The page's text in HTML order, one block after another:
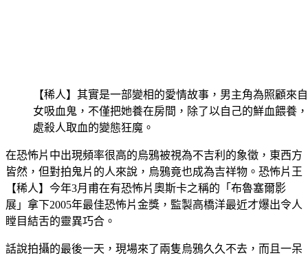
【稀人】其實是一部變相的愛情故事，男主角為照顧來
女吸血鬼，不僅把她養在房間，除了以自己的鮮血餵養
處殺人取血的變態狂魔。
在恐怖片中出現頻率很高的烏鴉被視為不吉利的象徵，東西方
皆然，但對拍鬼片的人來說，烏鴉竟也成為吉祥物。恐怖片王
【稀人】今年3月甫在有恐怖片奧斯卡之稱的「布魯塞爾影
展」拿下2005年最佳恐怖片金獎，監製高橋洋最近才爆出令人
瞠目結舌的靈異巧合。
話說拍攝的最後一天，現場來了兩隻烏鴉久久不去，而且一呆